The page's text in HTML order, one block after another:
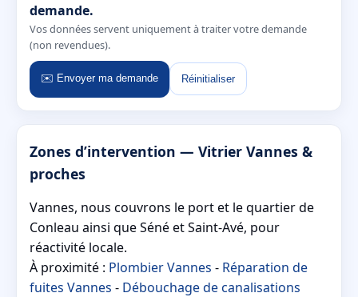
demande.
Vos données servent uniquement à traiter votre demande
(non revendues).
✉️ Envoyer ma demande Réinitialiser
Zones d’intervention — Vitrier Vannes &
proches
Vannes, nous couvrons le port et le quartier de
Conleau ainsi que Séné et Saint-Avé, pour
réactivité locale.
À proximité : Plombier Vannes - Réparation de
fuites Vannes - Débouchage de canalisations